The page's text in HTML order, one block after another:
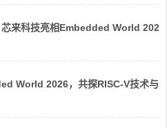
来科技亮相Embedded World 2026
World 2026，共探RISC-V技术与